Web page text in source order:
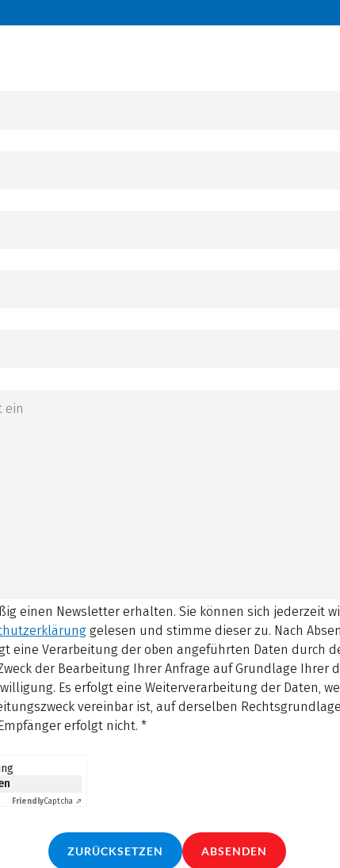
einen Newsletter erhalten. Sie können sich jederzeit
gelesen und stimme dieser zu. Nach
eine Verarbeitung der oben angeführten Daten durch
der Bearbeitung Ihrer Anfrage auf Grundlage Ihrer
Es erfolgt eine Weiterverarbeitung der Daten,
vereinbar ist, auf derselben
erfolgt nicht. *
FriendlyCaptcha ⇗
ZURÜCKSETZEN ABSENDEN